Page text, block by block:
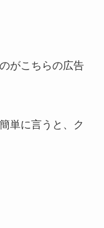
がこちらの広告
単に言うと、ク